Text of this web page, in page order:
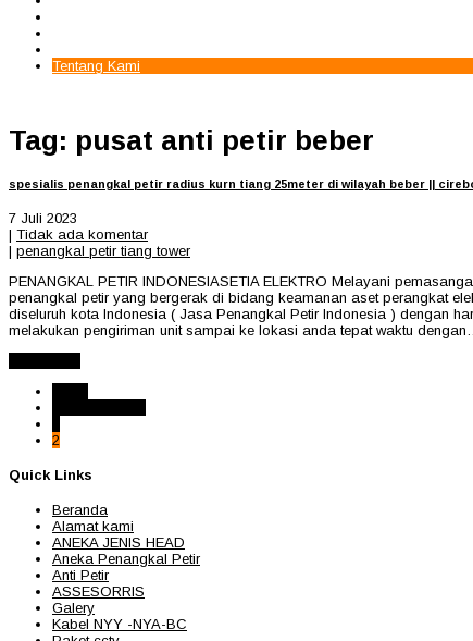
Tentang Kami
Tag: pusat anti petir beber
spesialis penangkal petir radius kurn tiang 25meter di wilayah beber ||
7 Juli 2023
| Tidak ada komentar
| penangkal petir tiang tower
PENANGKAL PETIR INDONESIASETIA ELEKTRO Melayani
penangkal petir yang bergerak di bidang keamanan aset perangkat
diseluruh kota Indonesia ( Jasa Penangkal Petir Indonesia ) dengan
melakukan pengiriman unit sampai ke lokasi anda tepat waktu dengan…
2
Quick Links
Beranda
Alamat kami
ANEKA JENIS HEAD
Aneka Penangkal Petir
Anti Petir
ASSESORRIS
Galery
Kabel NYY -NYA-BC